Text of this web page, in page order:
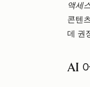
액세
콘텐
데 권
AI